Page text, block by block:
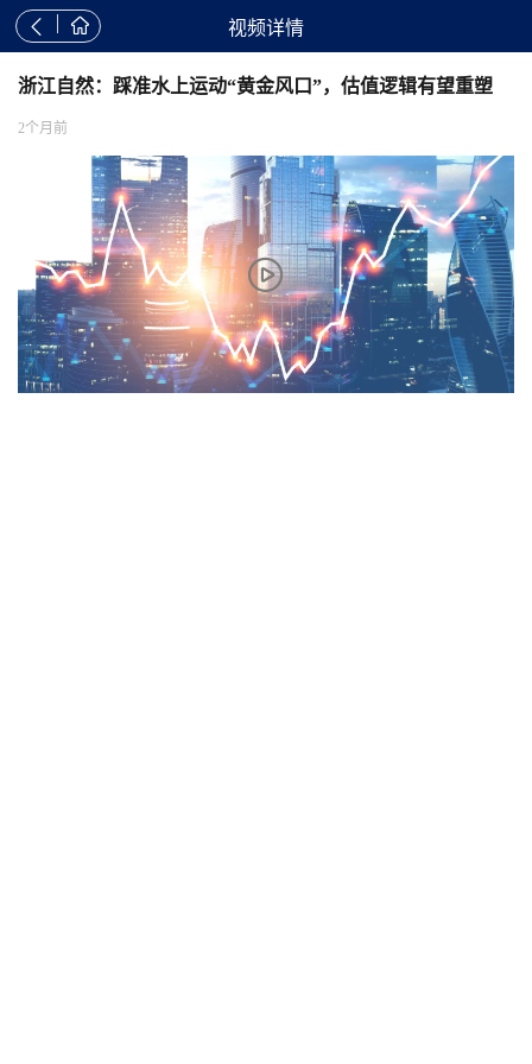
  视频详情
浙江自然：踩准水上运动“黄金风口”，估值逻辑有望重塑
2个月前
